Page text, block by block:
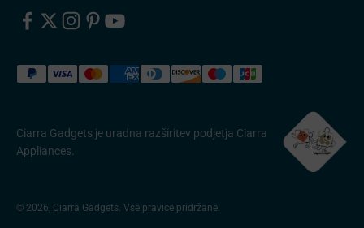
Ciarra Gadgets je uradna razširitev podjetja Ciarra
Appliances.
© 2026, Ciarra Gadgets. Vse pravice pridržane.